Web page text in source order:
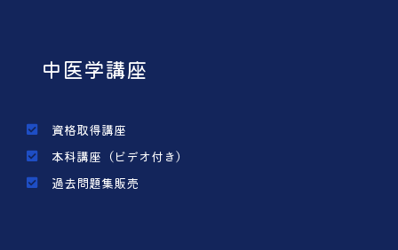
中医学講座
資格取得講座
本科講座（ビデオ付き）
過去問題集販売